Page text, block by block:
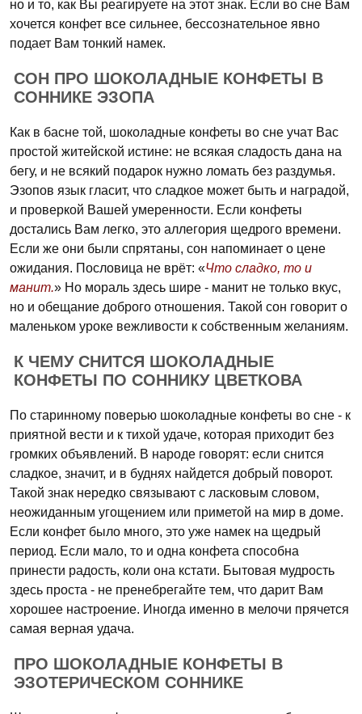
но и то, как Вы реагируете на этот знак. Если во сне Вам
хочется конфет все сильнее, бессознательное явно
подает Вам тонкий намек.
СОН ПРО ШОКОЛАДНЫЕ КОНФЕТЫ В
СОННИКЕ ЭЗОПА
Как в басне той, шоколадные конфеты во сне учат Вас
простой житейской истине: не всякая сладость дана на
бегу, и не всякий подарок нужно ломать без раздумья.
Эзопов язык гласит, что сладкое может быть и наградой,
и проверкой Вашей умеренности. Если конфеты
достались Вам легко, это аллегория щедрого времени.
Если же они были спрятаны, сон напоминает о цене
ожидания. Пословица не врёт: «Что сладко, то и
манит.» Но мораль здесь шире - манит не только вкус,
но и обещание доброго отношения. Такой сон говорит о
маленьком уроке вежливости к собственным желаниям.
К ЧЕМУ СНИТСЯ ШОКОЛАДНЫЕ
КОНФЕТЫ ПО СОННИКУ ЦВЕТКОВА
По старинному поверью шоколадные конфеты во сне - к
приятной вести и к тихой удаче, которая приходит без
громких объявлений. В народе говорят: если снится
сладкое, значит, и в буднях найдется добрый поворот.
Такой знак нередко связывают с ласковым словом,
неожиданным угощением или приметой на мир в доме.
Если конфет было много, это уже намек на щедрый
период. Если мало, то и одна конфета способна
принести радость, коли она кстати. Бытовая мудрость
здесь проста - не пренебрегайте тем, что дарит Вам
хорошее настроение. Иногда именно в мелочи прячется
самая верная удача.
ПРО ШОКОЛАДНЫЕ КОНФЕТЫ В
ЭЗОТЕРИЧЕСКОМ СОННИКЕ